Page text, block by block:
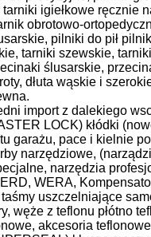
igiełkowe ręcznie
obrotowo-
pilniki do pił
tarniki szewskie,
ślusarskie,
dłuta wąskie i
import z dalekiego
LOCK) kłódki
garażu, pace i kielnie
narzędziowe,
narzędzia
WERA,
uszczelniające
węże z teflonu płótno
akcesoria